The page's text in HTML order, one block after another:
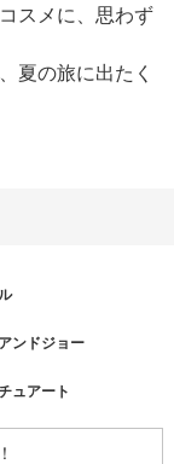
スメに、思わず
夏の旅に出たく
ンドジョー
ュアート